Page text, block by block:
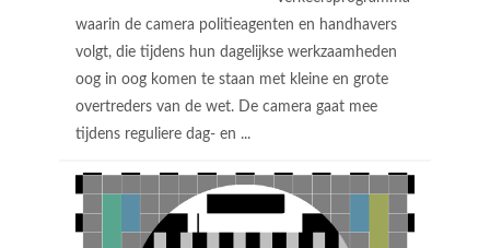
waarin de camera politieagenten en handhavers
volgt, die tijdens hun dagelijkse werkzaamheden
oog in oog komen te staan met kleine en grote
overtreders van de wet. De camera gaat mee
tijdens reguliere dag- en ...